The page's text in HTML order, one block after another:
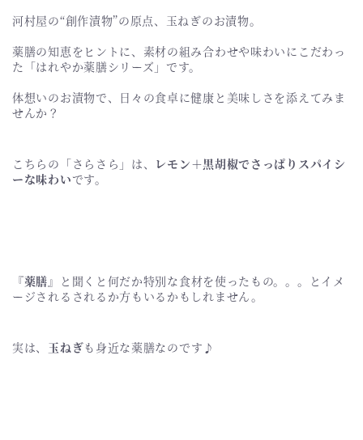
河村屋の“創作漬物”の原点、玉ねぎのお漬物。
薬膳の知恵をヒントに、素材の組み合わせや味わいにこだわっ
た「はれやか薬膳シリーズ」です。
体想いのお漬物で、日々の食卓に健康と美味しさを添えてみま
せんか？
こちらの「さらさら」は、 レモン＋黒胡椒でさっぱりスパイシ
ーな味わいです。
『薬膳』 と聞くと何だか特別な食材を使ったもの。。。とイメ
ージされるされるか方もいるかもしれません。
実は、 玉ねぎも身近な薬膳なのです♪